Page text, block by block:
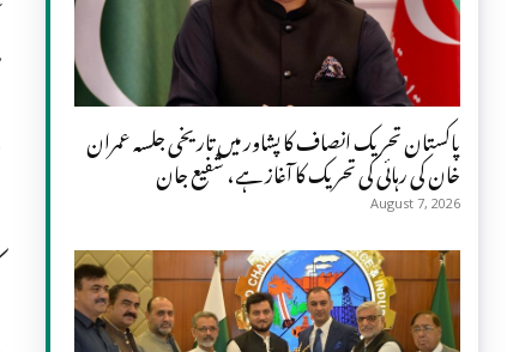
پاکستان تحریک انصاف کا پشاور میں تاریخی جلسہ عمران
خان کی رہائی کی تحریک کا آغاز ہے، شفیع جان
August 7, 2026